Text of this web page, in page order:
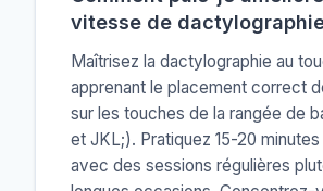
vitesse de
Maîtrisez la dactylographie au
apprenant le placement correct
sur les touches de la rangée de
et JKL;). Pratiquez 15-20 minutes
avec des sessions régulières